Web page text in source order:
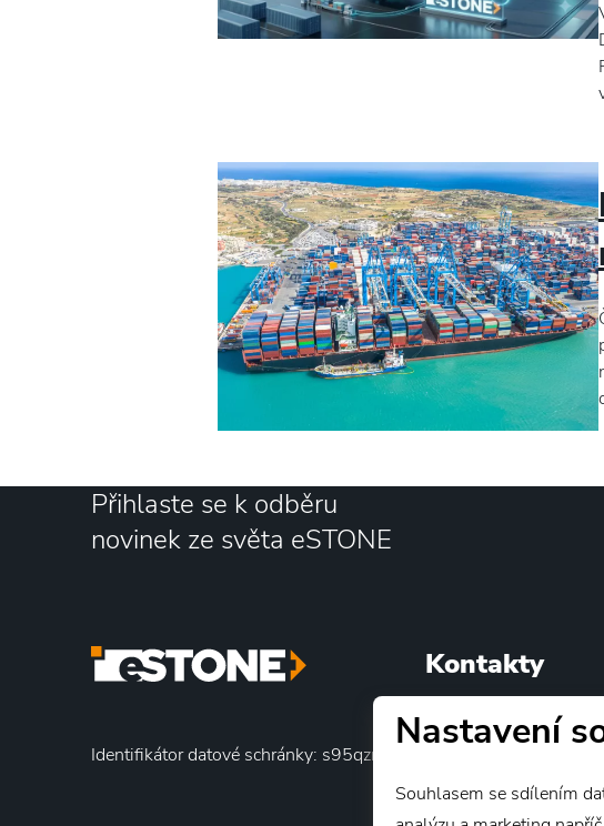
Přihlaste se k odběru
novinek ze světa eSTONE
Identifikátor datové schránky: s95qznm
Kontakty
BDP-WAKESTONE
161 00 Praha 6
Česká republika
Nastavení
Souhlasem se sdílením